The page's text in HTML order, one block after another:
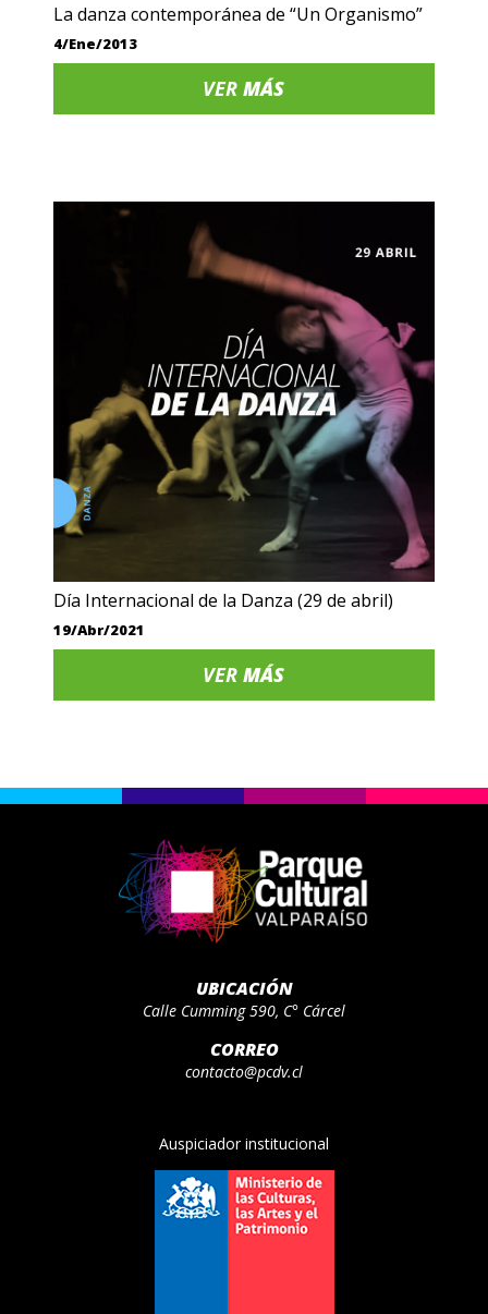
La danza contemporánea de “Un Organismo”
4/Ene/2013
VERMÁS
Día Internacional de la Danza (29 de abril)
19/Abr/2021
VERMÁS
UBICACIÓN
Calle Cumming 590, C° Cárcel
CORREO
contacto@pcdv.cl
Auspiciador institucional